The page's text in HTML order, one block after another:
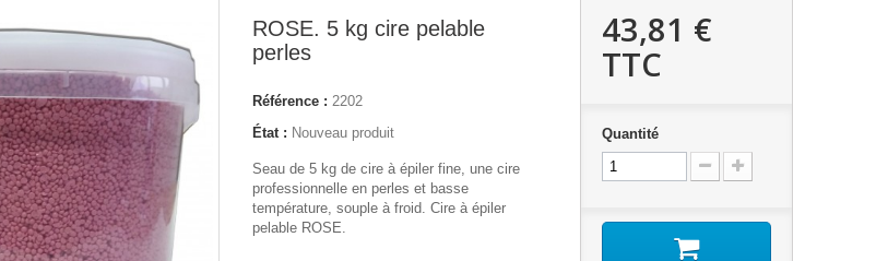
ROSE. 5 kg cire pelable
perles
Référence : 2202
État : Nouveau produit
Seau de 5 kg de cire à épiler fine, une cire
professionnelle en perles et basse
température, souple à froid. Cire à épiler
pelable ROSE.
43,81 €
TTC
Quantité